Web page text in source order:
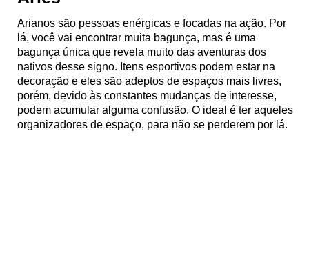
Arianos são pessoas enérgicas e focadas na ação. Por
lá, você vai encontrar muita bagunça, mas é uma
bagunça única que revela muito das aventuras dos
nativos desse signo. Itens esportivos podem estar na
decoração e eles são adeptos de espaços mais livres,
porém, devido às constantes mudanças de interesse,
podem acumular alguma confusão. O ideal é ter aqueles
organizadores de espaço, para não se perderem por lá.